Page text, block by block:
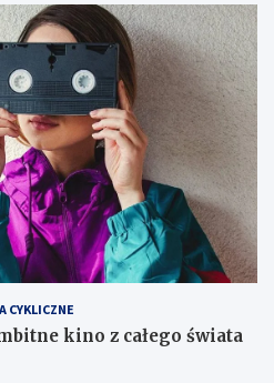
CYKLICZNE
kino z całego świata